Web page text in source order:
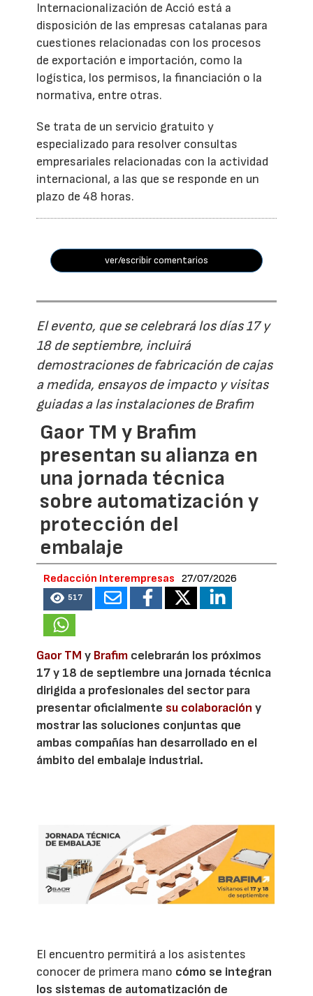
Internacionalización de Acció está a
disposición de las empresas catalanas para
cuestiones relacionadas con los procesos
de exportación e importación, como la
logística, los permisos, la financiación o la
normativa, entre otras.
Se trata de un servicio gratuito y
especializado para resolver consultas
empresariales relacionadas con la actividad
internacional, a las que se responde en un
plazo de 48 horas.
ver/escribir comentarios
El evento, que se celebrará los días 17 y
18 de septiembre, incluirá
demostraciones de fabricación de cajas
a medida, ensayos de impacto y visitas
guiadas a las instalaciones de Brafim
Gaor TM y Brafim
presentan su alianza en
una jornada técnica
sobre automatización y
protección del
embalaje
Redacción Interempresas 27/07/2026
517
Gaor TM y Brafim celebrarán los próximos
17 y 18 de septiembre una jornada técnica
dirigida a profesionales del sector para
presentar oficialmente su colaboración y
mostrar las soluciones conjuntas que
ambas compañías han desarrollado en el
ámbito del embalaje industrial.
El encuentro permitirá a los asistentes
conocer de primera mano cómo se integran
los sistemas de automatización de